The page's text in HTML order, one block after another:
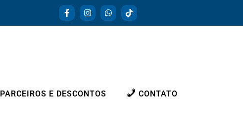
PARCEIROS E DESCONTOS CONTATO